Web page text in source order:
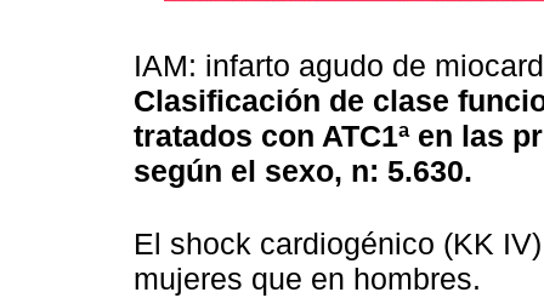
IAM: infarto agudo de
Clasificación de clase
tratados con ATC1ª en las
según el sexo, n: 5.630.
El shock cardiogénico (KK
mujeres que en hombres.